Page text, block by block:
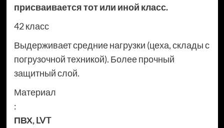
присваивается тот или иной класс.
42 класс
Выдерживает средние нагрузки (цеха, склады с
погрузочной техникой). Более прочный
защитный слой.
Материал
:
ПВХ,LVT